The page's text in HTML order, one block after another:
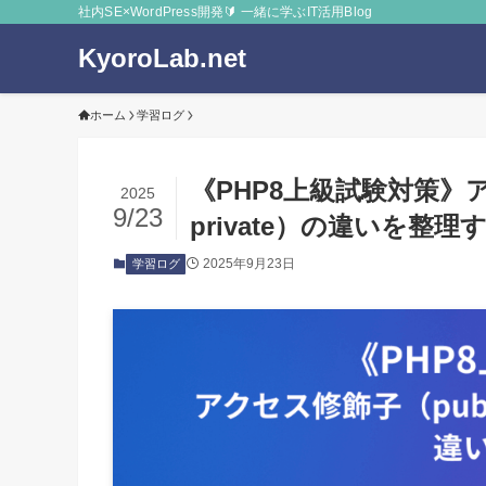
社内SE×WordPress開発🔰 一緒に学ぶIT活用Blog
KyoroLab.net
ホーム 学習ログ
《PHP8上級試験対策
private）の違いを整理
2025
9/23
学習ログ 2025年9月23日